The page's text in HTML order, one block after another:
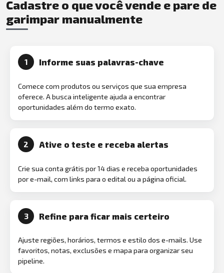
Cadastre o que você vende e pare de
garimpar manualmente
1 Informe suas palavras-chave
Comece com produtos ou serviços que sua empresa
oferece. A busca inteligente ajuda a encontrar
oportunidades além do termo exato.
2 Ative o teste e receba alertas
Crie sua conta grátis por 14 dias e receba oportunidades
por e-mail, com links para o edital ou a página oficial.
3 Refine para ficar mais certeiro
Ajuste regiões, horários, termos e estilo dos e-mails. Use
favoritos, notas, exclusões e mapa para organizar seu
pipeline.